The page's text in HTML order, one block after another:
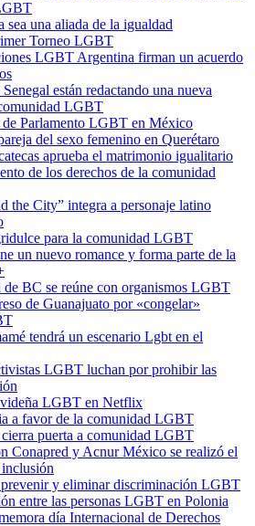
sea una aliada de la igualdad
Torneo LGBT
LGBT Argentina firman un acuerdo
están redactando una nueva
LGBT
Parlamento LGBT en México
del sexo femenino en Querétaro
aprueba el matrimonio igualitario
de los derechos de la comunidad
the City” integra a personaje latino
para la comunidad LGBT
un nuevo romance y forma parte de la
de BC se reúne con organismos LGBT
de Guanajuato por «congelar»
tendrá un escenario Lgbt en el
LGBT luchan por prohibir las
LGBT en Netflix
a favor de la comunidad LGBT
puerta a comunidad LGBT
Conapred y Acnur México se realizó el
prevenir y eliminar discriminación LGBT
entre las personas LGBT en Polonia
día Internacional de Derechos